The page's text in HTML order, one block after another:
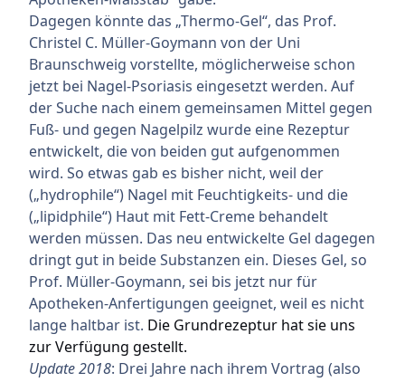
Dagegen könnte das „Thermo-Gel“, das Prof.
Christel C. Müller-Goymann von der Uni
Braunschweig vorstellte, möglicherweise schon
jetzt bei Nagel-Psoriasis eingesetzt werden. Auf
der Suche nach einem gemeinsamen Mittel gegen
Fuß- und gegen Nagelpilz wurde eine Rezeptur
entwickelt, die von beiden gut aufgenommen
wird. So etwas gab es bisher nicht, weil der
(„hydrophile“) Nagel mit Feuchtigkeits- und die
(„lipidphile“) Haut mit Fett-Creme behandelt
werden müssen. Das neu entwickelte Gel dagegen
dringt gut in beide Substanzen ein. Dieses Gel, so
Prof. Müller-Goymann, sei bis jetzt nur für
Apotheken-Anfertigungen geeignet, weil es nicht
lange haltbar ist. Die Grundrezeptur hat sie uns
zur Verfügung gestellt.
Update 2018: Drei Jahre nach ihrem Vortrag (also